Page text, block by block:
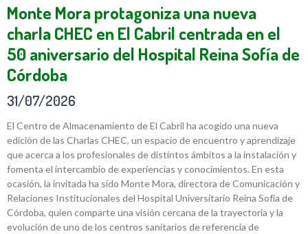
Monte Mora protagoniza una nueva
charla CHEC en El Cabril centrada en el
50 aniversario del Hospital Reina Sofía de
Córdoba
31/07/2026
El Centro de Almacenamiento de El Cabril ha acogido una nueva
edición de las Charlas CHEC, un espacio de encuentro y aprendizaje
que acerca a los profesionales de distintos ámbitos a la instalación y
fomenta el intercambio de experiencias y conocimientos. En esta
ocasión, la invitada ha sido Monte Mora, directora de Comunicación y
Relaciones Institucionales del Hospital Universitario Reina Sofía de
Córdoba, quien comparte una visión cercana de la trayectoria y la
evolución de uno de los centros sanitarios de referencia de